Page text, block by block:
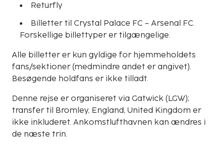
Returfly
Billetter til Crystal Palace FC – Arsenal FC.
Forskellige billettyper er tilgængelige.
Alle billetter er kun gyldige for hjemmeholdets
fans/sektioner (medmindre andet er angivet).
Besøgende holdfans er ikke tilladt.
Denne rejse er organiseret via Gatwick (LGW);
transfer til Bromley, England, United Kingdom er
ikke inkluderet. Ankomstlufthavnen kan ændres i
de næste trin.